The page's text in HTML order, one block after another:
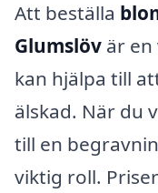
Att beställa
Glumslöv är
kan hjälpa till
älskad. När du
till en
viktig roll.